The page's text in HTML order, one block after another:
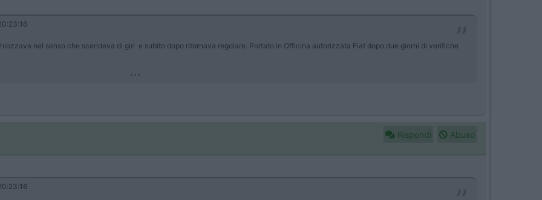
nel senso che scendeva di giri e subito dopo ritornava regolare. Portato in Officina autorizzata Fiat dopo due giorni di verifiche
...
Rispondi Abuso